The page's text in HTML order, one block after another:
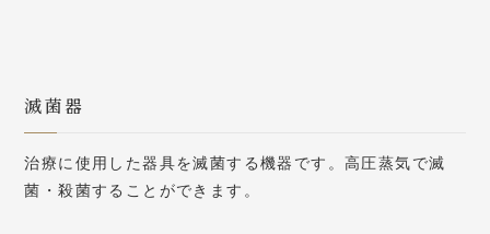
滅菌器
治療に使用した器具を滅菌する機器です。高圧蒸気で滅
菌・殺菌することができます。